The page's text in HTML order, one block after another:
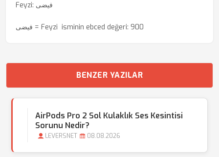
Feyzi: فيضی
فيضی = Feyzi isminin ebced değeri: 900
BENZER YAZILAR
AirPods Pro 2 Sol Kulaklık Ses Kesintisi
Sorunu Nedir?
LEVERSNET 08.08.2026